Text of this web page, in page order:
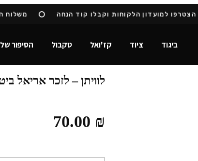
משלוח הצטרפו למועדון הלקוחות וקבלו קוד הנחה
ביגוד ציוד קז'ואל טקבול הסיפור
לוויתן – לזכר אריאל
70.00 ₪